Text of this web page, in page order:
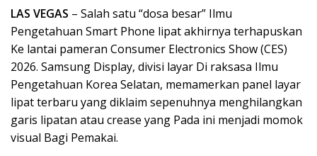
LAS VEGAS – Salah satu “dosa besar” Ilmu
Pengetahuan Smart Phone lipat akhirnya terhapuskan
Ke lantai pameran Consumer Electronics Show (CES)
2026. Samsung Display, divisi layar Di raksasa Ilmu
Pengetahuan Korea Selatan, memamerkan panel layar
lipat terbaru yang diklaim sepenuhnya menghilangkan
garis lipatan atau crease yang Pada ini menjadi momok
visual Bagi Pemakai.